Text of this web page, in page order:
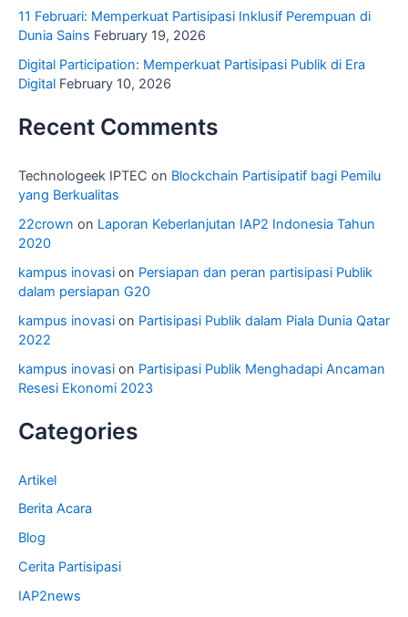
11 Februari: Memperkuat Partisipasi Inklusif Perempuan di
Dunia Sains February 19, 2026
Digital Participation: Memperkuat Partisipasi Publik di Era
Digital February 10, 2026
Recent Comments
Technologeek IPTEC on Blockchain Partisipatif bagi Pemilu
yang Berkualitas
22crown on Laporan Keberlanjutan IAP2 Indonesia Tahun
2020
kampus inovasi on Persiapan dan peran partisipasi Publik
dalam persiapan G20
kampus inovasi on Partisipasi Publik dalam Piala Dunia Qatar
2022
kampus inovasi on Partisipasi Publik Menghadapi Ancaman
Resesi Ekonomi 2023
Categories
Artikel
Berita Acara
Blog
Cerita Partisipasi
IAP2news